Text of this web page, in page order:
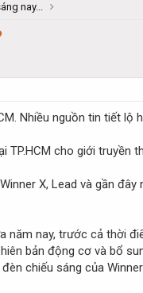
nay...
Nhiều nguồn tin tiết lộ
cho giới
X, Lead và gần
nay, trước cả thời
bản động cơ và bổ
chiếu sáng của